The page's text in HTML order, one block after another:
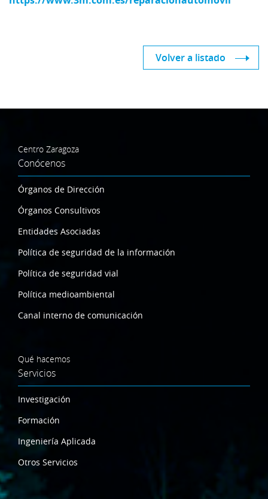
Volver a listado
Centro Zaragoza
Conócenos
Órganos de Dirección
Órganos Consultivos
Entidades Asociadas
Política de seguridad de la información
Política de seguridad vial
Política medioambiental
Canal interno de comunicación
Qué hacemos
Servicios
Investigación
Formación
Ingeniería Aplicada
Otros Servicios